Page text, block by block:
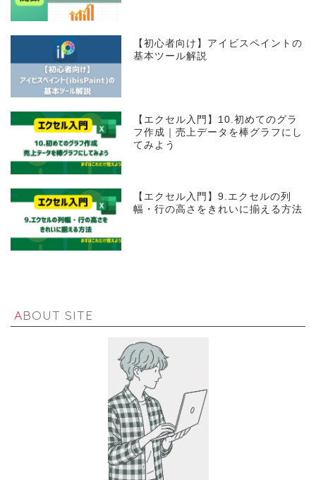
【初心者向け】アイビスペイントの
基本ツール解説
【エクセル入門】10.初めてのグラ
フ作成｜売上データを棒グラフにし
てみよう
【エクセル入門】9.エクセルの列
幅・行の高さをきれいに揃える方法
ABOUT SITE